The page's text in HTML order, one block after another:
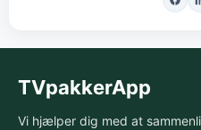
TVpakkerApp
Vi hjælper dig med at